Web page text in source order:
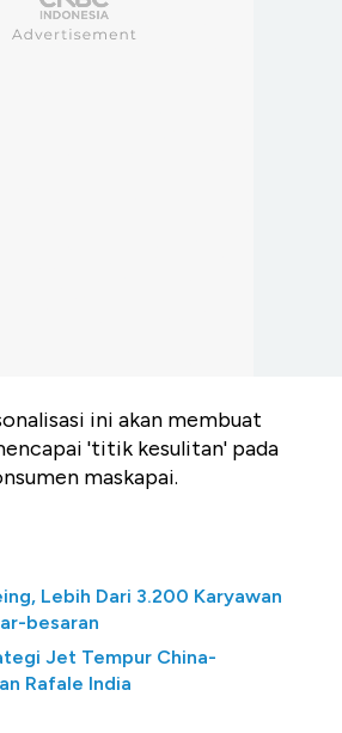
ini akan membuat
'titik kesulitan' pada
maskapai.
Lebih Dari 3.200 Karyawan
besaran
Jet Tempur China-
Rafale India